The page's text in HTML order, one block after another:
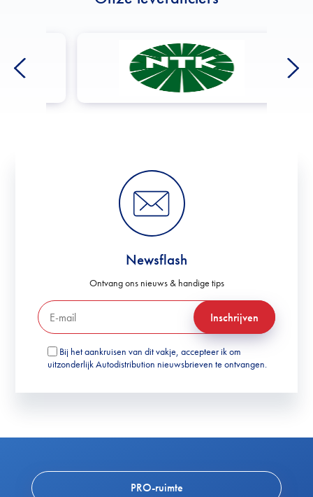
Newsflash
Ontvang ons nieuws & handige tips
Inschrijven
Bij het aankruisen van dit vakje, accepteer ik om
uitzonderlijk Autodistribution nieuwsbrieven te ontvangen.
PRO-ruimte